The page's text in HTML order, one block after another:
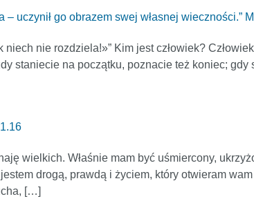
– uczynił go obrazem swej własnej wieczności.”
niech nie rozdziela!»” Kim jest człowiek?
staniecie na początku, poznacie też koniec;
wielkich. Właśnie mam być uśmiercony,
drogą, prawdą i życiem, który otwieram
[…]